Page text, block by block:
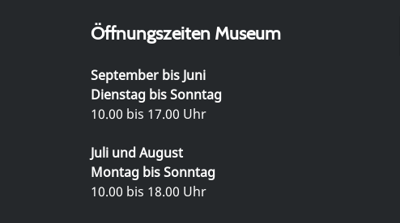
Öffnungszeiten Museum
September bis Juni
Dienstag bis Sonntag
10.00 bis 17.00 Uhr
Juli und August
Montag bis Sonntag
10.00 bis 18.00 Uhr